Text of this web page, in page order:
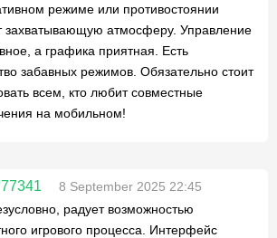
режиме или противостоянии
захватывающую атмосферу. Управление
а графика приятная. Есть
забавных режимов. Обязательно стоит
всем, кто любит совместные
на мобильном!
8 September 2025 22:45
радует возможностью
игрового процесса. Интерфейс